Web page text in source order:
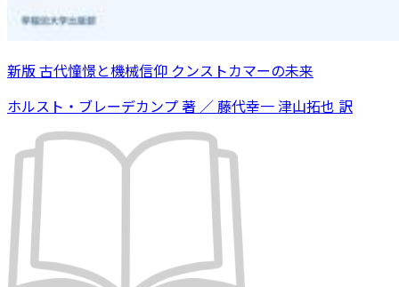
新版 古代憧憬と機械信仰 クンストカマーの未来
ホルスト・ブレーデカンプ 著 ／ 藤代幸一 津山拓也 訳